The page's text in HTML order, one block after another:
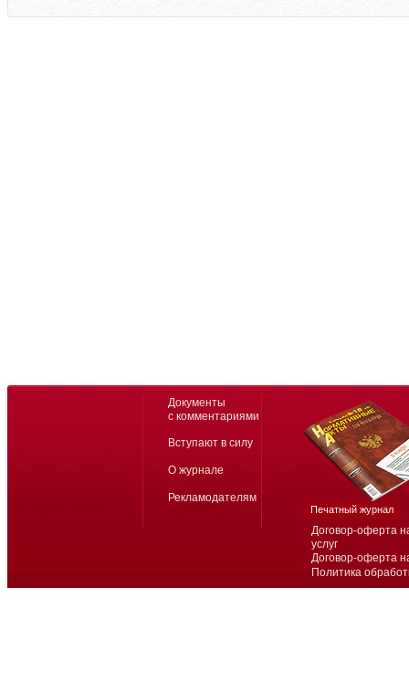
Договор-оферта
услуг
Договор-оферта
Политика
Документы
с комментариями
Вступают в силу
О журнале
Рекламодателям
Печатный журнал